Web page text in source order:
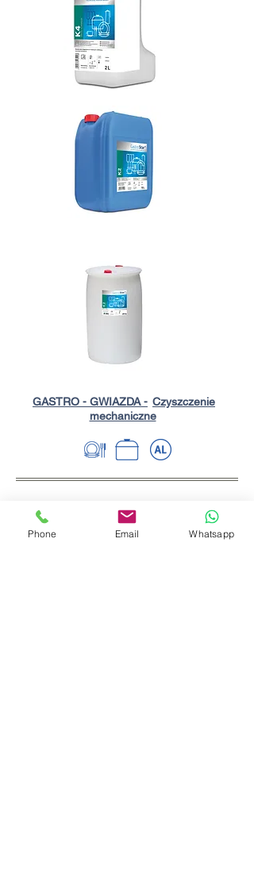
GASTRO - GWIAZDA - Czyszczenie
mechaniczne
Phone Email Whatsapp